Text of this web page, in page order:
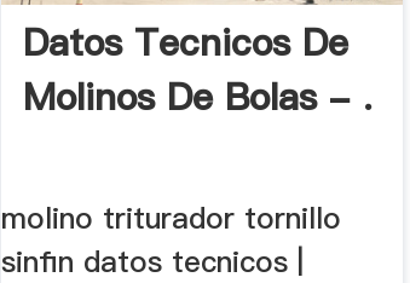
Datos Tecnicos De
Molinos De Bolas - .
molino triturador tornillo
sinfin datos tecnicos |